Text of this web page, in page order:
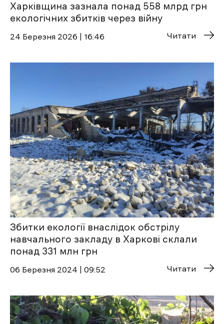
Харківщина зазнала понад 558 млрд грн
екологічних збитків через війну
24 Березня 2026 | 16:46 Читати
Збитки екології внаслідок обстрілу
навчального закладу в Харкові склали
понад 331 млн грн
06 Березня 2024 | 09:52 Читати